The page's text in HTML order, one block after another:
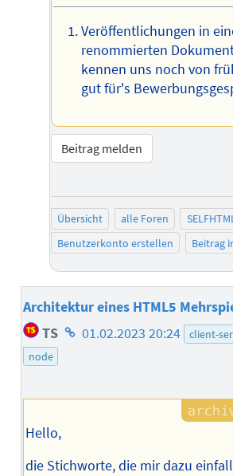
Veröffentlichungen in
renommierten
kennen uns noch von
gut für's
Beitrag melden
Übersicht alle Foren
Benutzerkonto erstellen
Beitrag
Architektur eines HTML5
TS Homepage
01.02.2023 20:24 client-
node
Hello,
die Stichworte, die mir dazu